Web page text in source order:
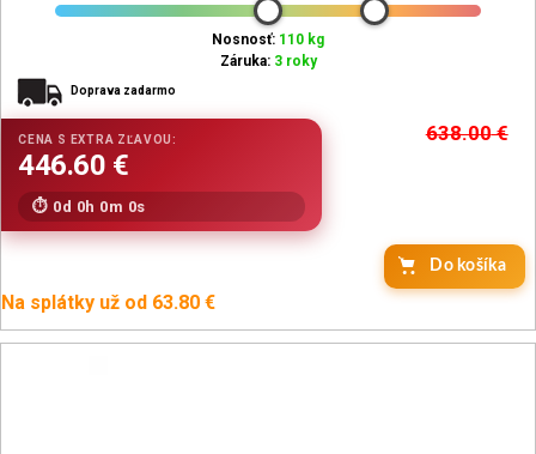
Nosnosť: 110 kg
Záruka: 3 roky
Doprava zadarmo
638.00€
0d 0h 0m 0s
Do košíka
Na splátky už od 63.80 €